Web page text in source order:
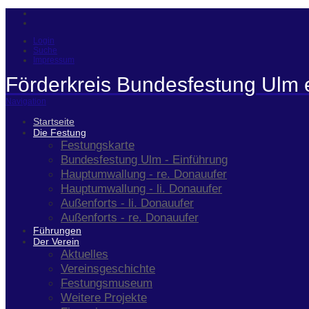
Login
Suche
Impressum
Förderkreis Bundesfestung Ulm
Navigation
Startseite
Die Festung
Festungskarte
Bundesfestung Ulm - Einführung
Hauptumwallung - re. Donauufer
Hauptumwallung - li. Donauufer
Außenforts - li. Donauufer
Außenforts - re. Donauufer
Führungen
Der Verein
Aktuelles
Vereinsgeschichte
Festungsmuseum
Weitere Projekte